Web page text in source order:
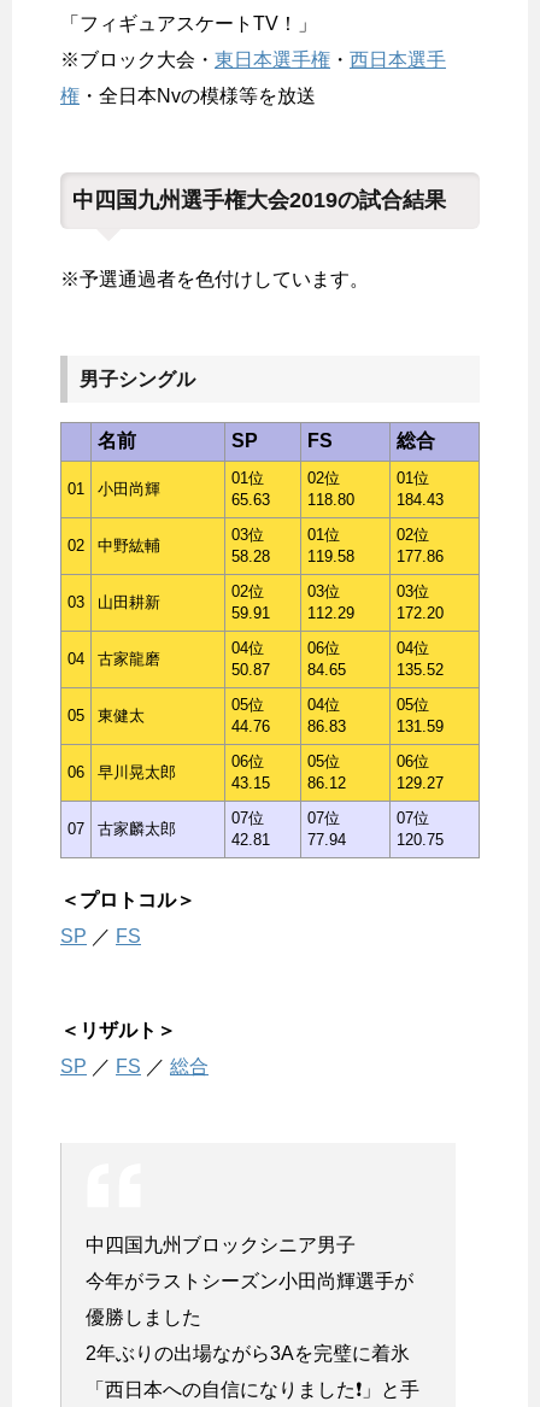
「フィギュアスケートTV！」
※ブロック大会・ 東日本選手権 ・ 西日本選手
権 ・全日本Nvの模様等を放送
中四国九州選手権大会2019の試合結果
※予選通過者を色付けしています。
男子シングル
名前 SP FS 総合
01 小田尚輝
01位
65.63
02位
118.80
01位
184.43
02 中野紘輔
03位
58.28
01位
119.58
02位
177.86
03 山田耕新
02位
59.91
03位
112.29
03位
172.20
04 古家龍磨
04位
50.87
06位
84.65
04位
135.52
05 東健太
05位
44.76
04位
86.83
05位
131.59
06 早川晃太郎
06位
43.15
05位
86.12
06位
129.27
07 古家麟太郎
07位
42.81
07位
77.94
07位
120.75
＜プロトコル＞
SP ／ FS
＜リザルト＞
SP ／ FS ／ 総合
中四国九州ブロックシニア男子
今年がラストシーズン小田尚輝選手が
優勝しました
2年ぶりの出場ながら3Aを完璧に着氷
「西日本への自信になりました❗️」と手